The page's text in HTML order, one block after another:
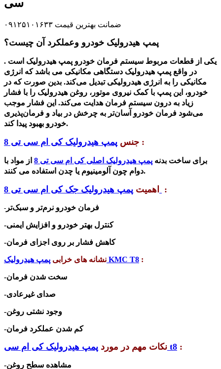
سی
ضمانت بهترین قیمت ۰۹۱۲۵۱۰۱۶۳۳
پمپ هیدرولیک خودرو وعملکرد آن چیست؟
یکی از قطعات مربوط سیستم فرمان خودرو پمپ هیدرولیک است .
در واقع پمپ هیدرولیک دستگاهی مکانیکی می باشد که انرژی
مکانیکی را به انرژی هیدرولیکی تبدیل می‌کند. بدین صورت که در
خودرو، این پمپ با کمک نیروی موتور، روغن هیدرولیک را با فشار
زیاد به درون سیستم فرمان هدایت می‌کند. این فشار موجب
می‌شود فرمان خودرو آسان‌تر به چرخش در بیاد و فرمان‌پذیری
خودرو بهبود پیدا کند.
جنس پمپ هیدرولیک کی ام سی تی 8 :
برای ساخت بدنه پمپ هیدرولیک اصلی کی ام سی تی 8
از مواد با
دوام چون آلومینیوم یا چدن استفاده می کنند.
اهمیت پمپ هیدرولیک جک کی ام سی تی 8 :
- فرمان خودرو نرم‌تر و سبک‌تر
-کنترل بهتر خودرو و افزایش ایمنی
-کاهش فشار بر روی اجزای فرمان
نشانه های خرابی پمپ هیدرولیک KMC T8 :
-سخت شدن فرمان
-صدای غیرعادی
-وجود نشتی روغن
-کم شدن عملکرد فرمان
نکات مهم در مورد پمپ هیدرولیک کی ام سی t8 :
-مشاهده سطح روغن